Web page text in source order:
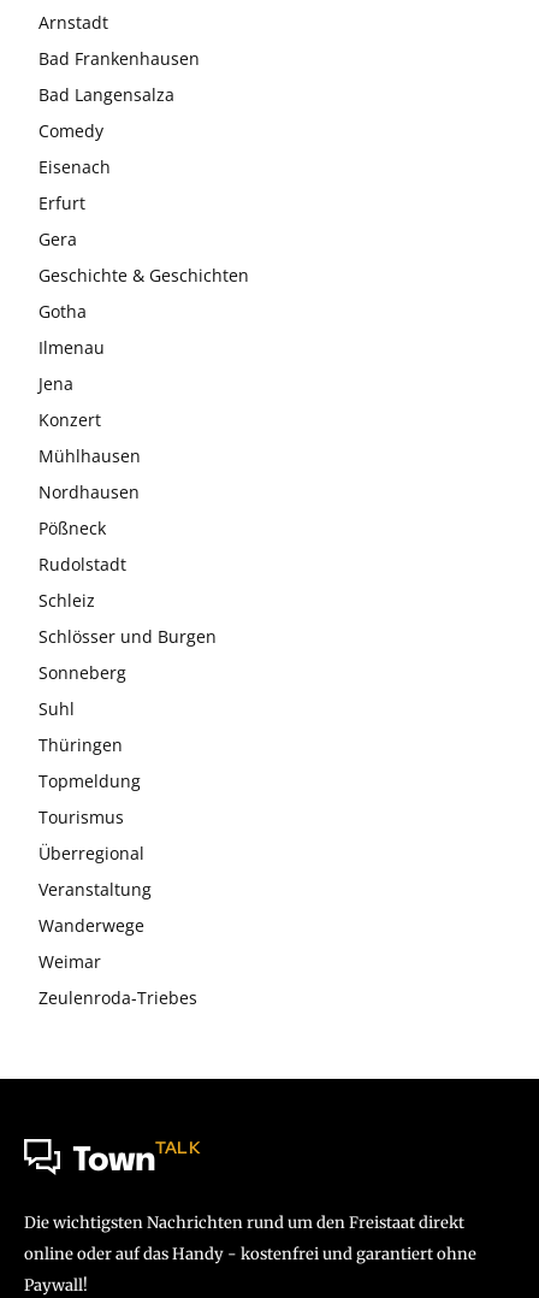
Arnstadt
Bad Frankenhausen
Bad Langensalza
Comedy
Eisenach
Erfurt
Gera
Geschichte & Geschichten
Gotha
Ilmenau
Jena
Konzert
Mühlhausen
Nordhausen
Pößneck
Rudolstadt
Schleiz
Schlösser und Burgen
Sonneberg
Suhl
Thüringen
Topmeldung
Tourismus
Überregional
Veranstaltung
Wanderwege
Weimar
Zeulenroda-Triebes
TownTALK
Die wichtigsten Nachrichten rund um den Freistaat direkt
online oder auf das Handy - kostenfrei und garantiert ohne
Paywall!